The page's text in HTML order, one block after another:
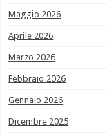
Maggio 2026
Aprile 2026
Marzo 2026
Febbraio 2026
Gennaio 2026
Dicembre 2025